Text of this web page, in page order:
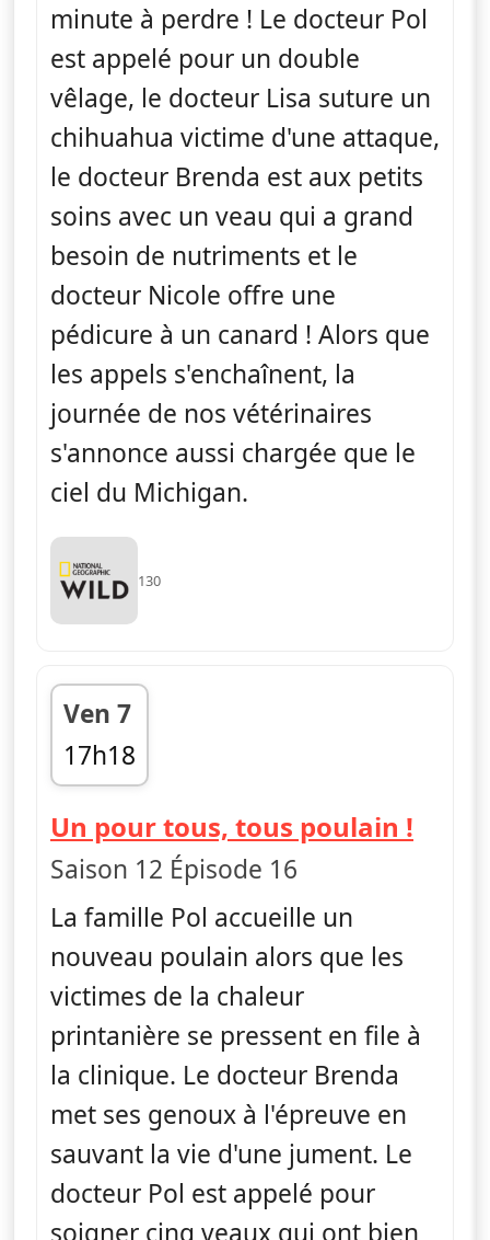
minute à perdre ! Le docteur Pol
est appelé pour un double
vêlage, le docteur Lisa suture un
chihuahua victime d'une attaque,
le docteur Brenda est aux petits
soins avec un veau qui a grand
besoin de nutriments et le
docteur Nicole offre une
pédicure à un canard ! Alors que
les appels s'enchaînent, la
journée de nos vétérinaires
s'annonce aussi chargée que le
ciel du Michigan.
130
Ven 7
17h18
fin 18h00
Un pour tous, tous poulain !
Saison 12 Épisode 16
La famille Pol accueille un
nouveau poulain alors que les
victimes de la chaleur
printanière se pressent en file à
la clinique. Le docteur Brenda
met ses genoux à l'épreuve en
sauvant la vie d'une jument. Le
docteur Pol est appelé pour
soigner cinq veaux qui ont bien